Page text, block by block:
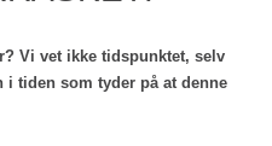
Vi vet ikke tidspunktet, selv
i tiden som tyder på at denne